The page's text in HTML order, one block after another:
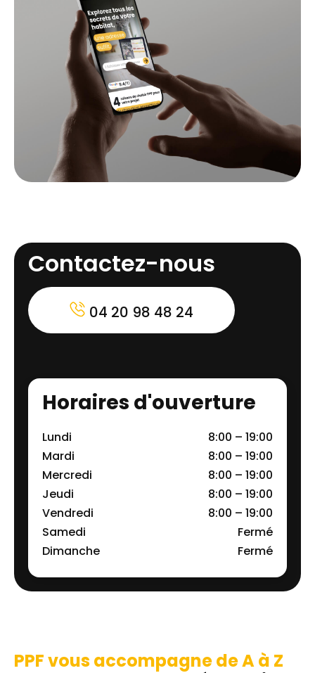
Contactez-nous
04 20 98 48 24
Horaires d'ouverture
Lundi
8:00 – 19:00
Mardi
8:00 – 19:00
Mercredi
8:00 – 19:00
Jeudi
8:00 – 19:00
Vendredi
8:00 – 19:00
Samedi
Fermé
Dimanche
Fermé
PPF vous accompagne de A à Z